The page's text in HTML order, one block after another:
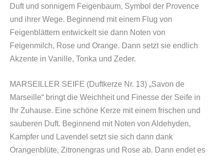
Duft und sonnigem Feigenbaum, Symbol der Provence
und ihrer Wege. Beginnend mit einem Flug von
Feigenblättern entwickelt sie dann Noten von
Feigenmilch, Rose und Orange. Dann setzt sie endlich
Akzente in Vanille, Tonka und Zeder.
MARSEILLER SEIFE (Duftkerze Nr. 13) „Savon de
Marseille“ bringt die Weichheit und Finesse der Seife in
Ihr Zuhause. Eine schöne Kerze mit einem frischen und
sauberen Duft. Beginnend mit Noten von Aldehyden,
Kampfer und Lavendel setzt sie sich dann dank
Orangenblüte, Zitronengras und Rose ab. Dann endet es